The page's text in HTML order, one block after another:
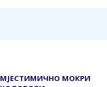
МЈЕСТИМИЧНО МОКРИ